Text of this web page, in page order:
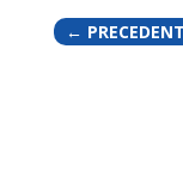
←